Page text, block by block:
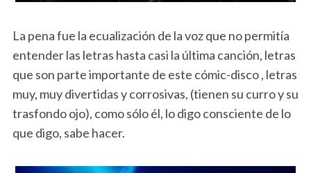
La pena fue la ecualización de la voz que no permitía
entender las letras hasta casi la última canción, letras
que son parte importante de este cómic-disco , letras
muy, muy divertidas y corrosivas, (tienen su curro y su
trasfondo ojo), como sólo él, lo digo consciente de lo
que digo, sabe hacer.